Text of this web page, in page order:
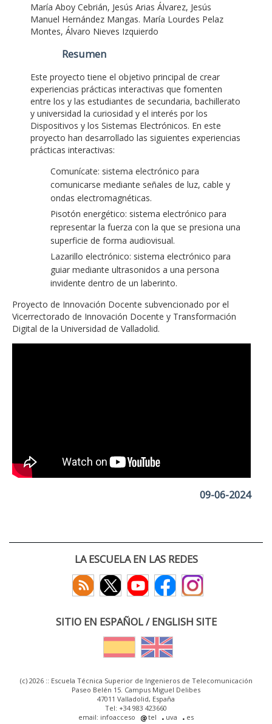
María Aboy Cebrián, Jesús Arias Álvarez, Jesús
Manuel Hernández Mangas. María Lourdes Pelaz
Montes, Álvaro Nieves Izquierdo
Resumen
Este proyecto tiene el objetivo principal de crear
experiencias prácticas interactivas que fomenten
entre los y las estudiantes de secundaria, bachillerato
y universidad la curiosidad y el interés por los
Dispositivos y los Sistemas Electrónicos. En este
proyecto han desarrollado las siguientes experiencias
prácticas interactivas:
Comunícate: sistema electrónico para
comunicarse mediante señales de luz, cable y
ondas electromagnéticas.
Pisotón energético: sistema electrónico para
representar la fuerza con la que se presiona una
superficie de forma audiovisual.
Lazarillo electrónico: sistema electrónico para
guiar mediante ultrasonidos a una persona
invidente dentro de un laberinto.
Proyecto de Innovación Docente subvencionado por el
Vicerrectorado de Innovación Docente y Transformación
Digital de la Universidad de Valladolid.
09-06-2024
LA ESCUELA EN LAS REDES
SITIO EN ESPAÑOL / ENGLISH SITE
(c) 2026 :: Escuela Técnica Superior de Ingenieros de Telecomunicación
Paseo Belén 15. Campus Miguel Delibes
47011 Valladolid, España
Tel: +34 983 423660
email: infoacceso
tel uva es